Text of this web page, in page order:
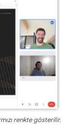
renkte gösterilir.